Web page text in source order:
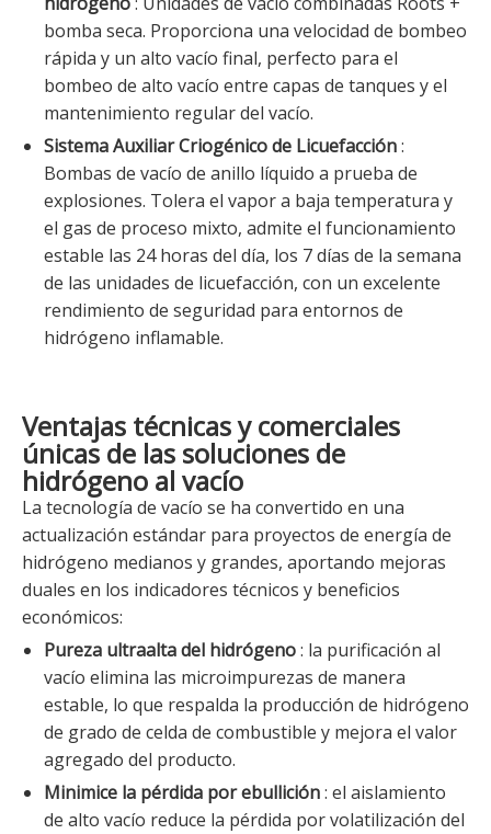
bomba seca. Proporciona una velocidad de bombeo
rápida y un alto vacío final, perfecto para el
bombeo de alto vacío entre capas de tanques y el
mantenimiento regular del vacío.
Sistema Auxiliar Criogénico de Licuefacción:
Bombas de vacío de anillo líquido a prueba de
explosiones. Tolera el vapor a baja temperatura y
el gas de proceso mixto, admite el funcionamiento
estable las 24 horas del día, los 7 días de la semana
de las unidades de licuefacción, con un excelente
rendimiento de seguridad para entornos de
hidrógeno inflamable.
Ventajas técnicas y comerciales
únicas de las soluciones de
hidrógeno al vacío
La tecnología de vacío se ha convertido en una
actualización estándar para proyectos de energía de
hidrógeno medianos y grandes, aportando mejoras
duales en los indicadores técnicos y beneficios
económicos:
Pureza ultraalta del hidrógeno: la purificación al
vacío elimina las microimpurezas de manera
estable, lo que respalda la producción de hidrógeno
de grado de celda de combustible y mejora el valor
agregado del producto.
Minimice la pérdida por ebullición: el aislamiento
de alto vacío reduce la pérdida por volatilización del